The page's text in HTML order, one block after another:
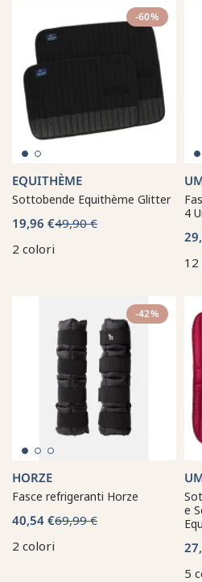
-60%
EQUITHÈME
Sottobende Equithème Glitter
19,96 €49,90 €
2 colori
4
-42%
HORZE
Fasce refrigeranti Horze
40,54 €69,99 €
2 colori
e
5